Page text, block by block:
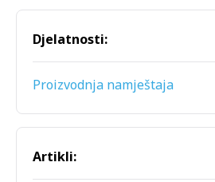
Djelatnosti:
Proizvodnja namještaja
Artikli: